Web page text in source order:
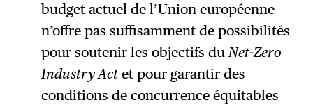
budget actuel de l’Union européenne
n’offre pas suffisamment de possibilités
pour soutenir les objectifs duNet-Zero
Industry Actet pour garantir des
conditions de concurrence équitables